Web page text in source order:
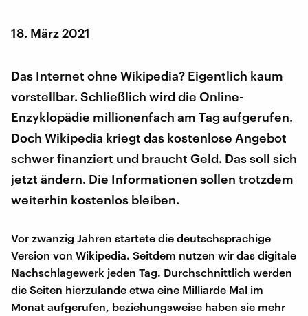
18. März 2021
Das Internet ohne Wikipedia? Eigentlich kaum
vorstellbar. Schließlich wird die Online-
Enzyklopädie millionenfach am Tag aufgerufen.
Doch Wikipedia kriegt das kostenlose Angebot
schwer finanziert und braucht Geld. Das soll sich
jetzt ändern. Die Informationen sollen trotzdem
weiterhin kostenlos bleiben.
Vor zwanzig Jahren startete die deutschsprachige
Version von Wikipedia. Seitdem nutzen wir das digitale
Nachschlagewerk jeden Tag. Durchschnittlich werden
die Seiten hierzulande etwa eine Milliarde Mal im
Monat aufgerufen, beziehungsweise haben sie mehr